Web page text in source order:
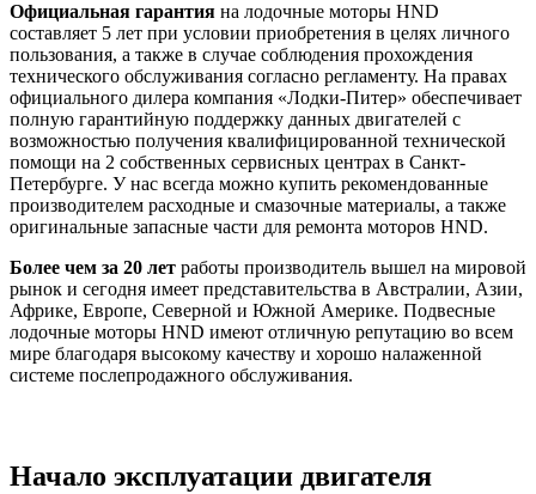
Официальная гарантия на лодочные моторы HND
составляет 5 лет при условии приобретения в целях личного
пользования, а также в случае соблюдения прохождения
технического обслуживания согласно регламенту. На правах
официального дилера компания «Лодки-Питер» обеспечивает
полную гарантийную поддержку данных двигателей с
возможностью получения квалифицированной технической
помощи на 2 собственных сервисных центрах в Санкт-
Петербурге. У нас всегда можно купить рекомендованные
производителем расходные и смазочные материалы, а также
оригинальные запасные части для ремонта моторов HND.
Более чем за 20 лет работы производитель вышел на мировой
рынок и сегодня имеет представительства в Австралии, Азии,
Африке, Европе, Северной и Южной Америке. Подвесные
лодочные моторы HND имеют отличную репутацию во всем
мире благодаря высокому качеству и хорошо налаженной
системе послепродажного обслуживания.
Начало эксплуатации двигателя